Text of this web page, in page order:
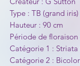
Type : TB (grand iris)
Hauteur : 90 cm
Période de
Catégorie 1 :
Catégorie 2 :